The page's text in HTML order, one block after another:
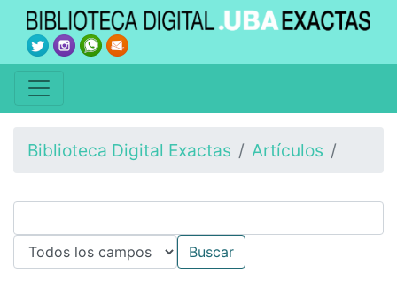
Biblioteca Digital Exactas Artículos